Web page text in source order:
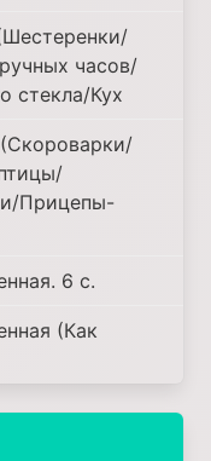
часов/
стекла/Кух
Прицепы-
6 с.
(Как